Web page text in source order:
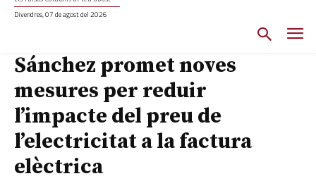
Divendres, 07 de agost del 2026
Sánchez promet noves
mesures per reduir
l’impacte del preu de
l’electricitat a la factura
elèctrica